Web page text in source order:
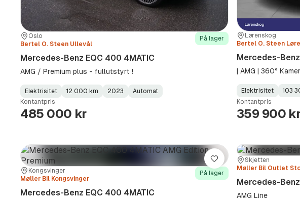
Sted:
Oslo
Forhandler:
Bertel O. Steen Ullevål
På lager
Mercedes-Benz EQC 400 4MATIC
AMG / Premium plus - fullutstyrt !
Fuel
Type:
Elektrisitet
Kilometerstand:
12 000 km
Model
Year:
2023
Gearbox
Type:
Automat
Kontantpris
485 000 kr
Sted:Lørenskog
Forhandler:
Bertel O. Steen
Mercedes-
| AMG | 360°
Fuel
Type:
Elektrisitet
Kilometerstand :
103
Model
Year:
Gearbox
Type:
Kontantpris
359 900
Sted:
Kongsvinger
Forhandler:
Møller Bil Kongsvinger
På lager
Mercedes-Benz EQC 400 4MATIC
Lagre Sted:
Skjetten
Forhandler:
Møller Bil Outlet
Mercedes-
AMG Line